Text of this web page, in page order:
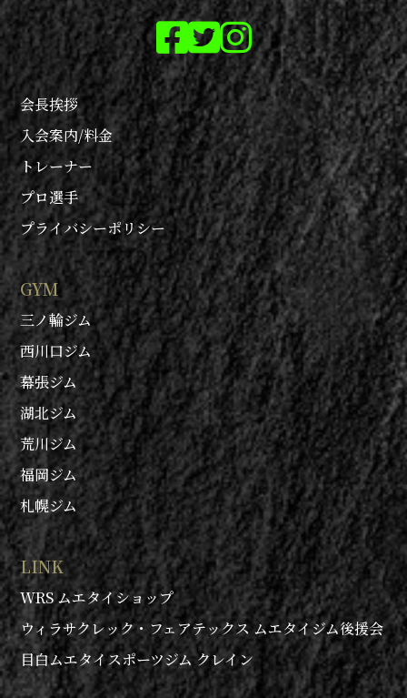
会長挨拶
入会案内/料金
トレーナー
プロ選手
プライバシーポリシー
GYM
三ノ輪ジム
西川口ジム
幕張ジム
湖北ジム
荒川ジム
福岡ジム
札幌ジム
LINK
WRS ムエタイショップ
ウィラサクレック・フェアテックス ムエタイジム後援会
目白ムエタイスポーツジム クレイン